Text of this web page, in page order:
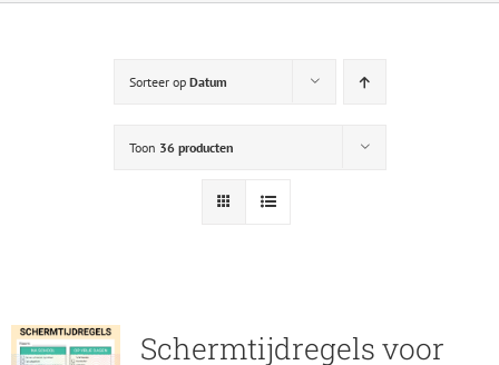
Sorteer op Datum
Toon 36 producten
Schermtijdregels voor